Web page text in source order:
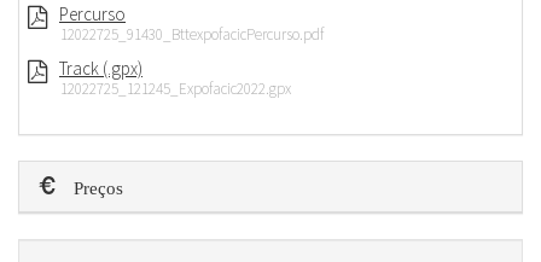
Percurso
12022725_91430_BttexpofacicPercurso.pdf
Track (.gpx)
12022725_121245_Expofacic2022.gpx
Preços